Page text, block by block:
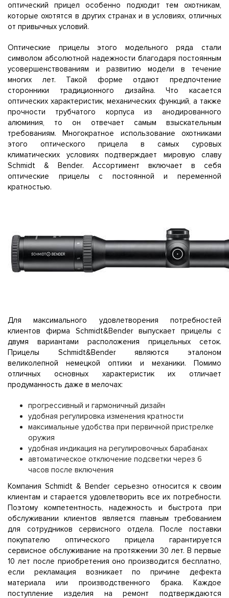
оптический прицел особенно подходит тем охотникам,
которые охотятся в других странах и в условиях, отличных
от привычных условий.
Оптические прицелы этого модельного ряда стали
символом абсолютной надежности благодаря постоянным
усовершенствованиям и развитию модели в течение
многих лет. Такой форме отдают предпочтение
сторонники традиционного дизайна. Что касается
оптических характеристик, механических функций, а также
прочности трубчатого корпуса из анодированного
алюминия, то он отвечает самым взыскательным
требованиям. Многократное использование охотниками
этого оптического прицела в самых суровых
климатических условиях подтверждает мировую славу
Schmidt & Bender. Ассортимент включает в себя
оптические прицелы с постоянной и переменной
кратностью.
Для максимального удовлетворения потребностей
клиентов фирма Schmidt&Bender выпускает прицелы с
двумя вариантами расположения прицельных сеток.
Прицелы Schmidt&Bender являются эталоном
великолепной немецкой оптики и механики. Помимо
отличных основных характеристик их отличает
продуманность даже в мелочах:
прогрессивный и гармоничный дизайн
удобная регулировка изменения кратности
максимальные удобства при первичной пристрелке
оружия
удобная индикация на регулировочных барабанах
автоматическое отключение подсветки через 6
часов после включения
Компания Schmidt & Bender серьезно относится к своим
клиентам и старается удовлетворить все их потребности.
Поэтому компетентность, надежность и быстрота при
обслуживании клиентов является главным требованием
для сотрудников сервисного отдела. После поставки
покупателю оптического прицела гарантируется
сервисное обслуживание на протяжении 30 лет. В первые
10 лет после приобретения оно производится бесплатно,
если рекламация возникает по причине дефекта
материала или производственного брака. Каждое
поступление изделия на ремонт подтверждаются